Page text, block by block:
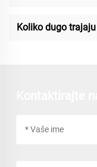
Koliko dugo trajaju